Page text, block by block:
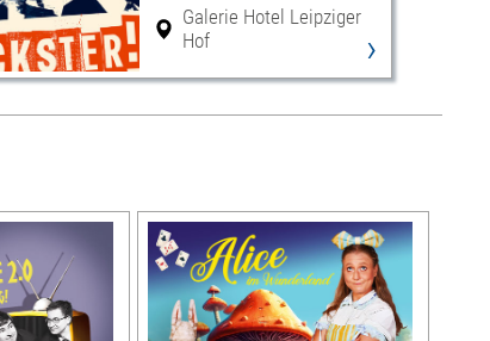
Galerie Hotel Leipziger
Hof
›